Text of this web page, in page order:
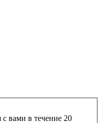
вами в течение 20